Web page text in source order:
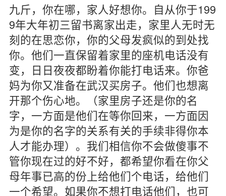
九斤，你在哪，家人好想你。自从你于199
9年大年初三留书离家出走，家里人无时无
刻的在思恋你，你的父母发疯似的到处找
你。他们一直保留着家里的座机电话没有
变，日日夜夜都盼着你能打电话来。你爸
妈为你又准备在武汉买房子。他们也想离
开那个伤心地。（家里房子还是你的名
字，一方面是他们在等你回来，一方面因
为是你的名字的关系有关的手续非得你本
人才能办理）。我们相信你不会做傻事不
管你现在过的好不好，都希望你看在你父
母年事已高的份上给他们个电话，给他们
一个希望。如果你不想打电话他们，也可